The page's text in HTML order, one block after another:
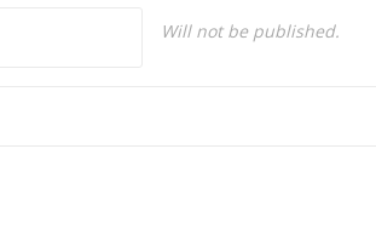
Will not be published.